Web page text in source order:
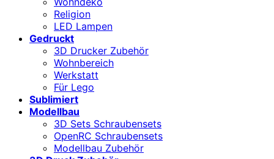
Religion
LED Lampen
Gedruckt
3D Drucker Zubehör
Wohnbereich
Werkstatt
Für Lego
Sublimiert
Modellbau
3D Sets Schraubensets
OpenRC Schraubensets
Modellbau Zubehör